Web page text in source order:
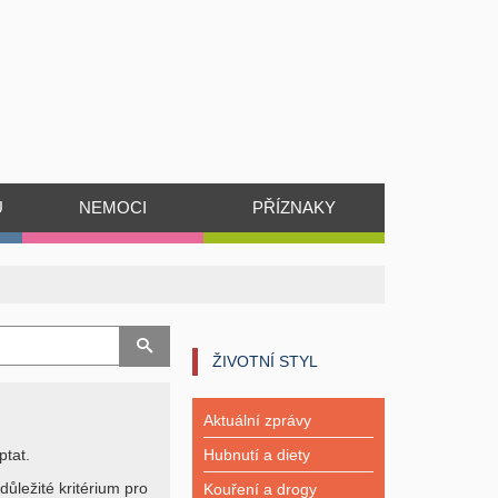
NEMOCI PŘÍZNAKY
kritérium pro
ŽIVOTNÍ STYL
Aktuální zprávy
Hubnutí a diety
Kouření a drogy